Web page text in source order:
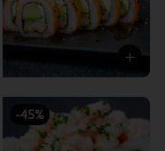
-45%